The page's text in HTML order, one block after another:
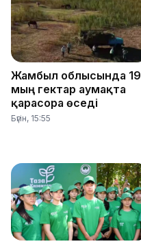
Жамбыл облысында 19
мың гектар аумақта
қарасора өседі
Бүгін, 15:55